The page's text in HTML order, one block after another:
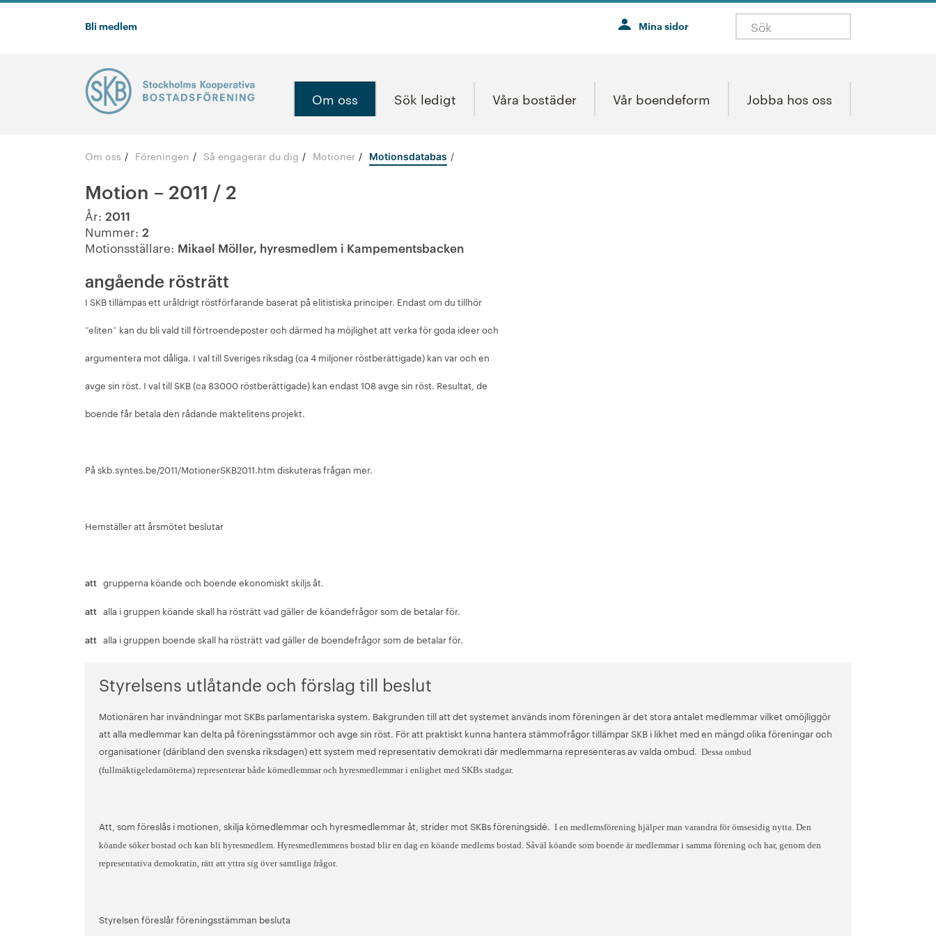
Bli medlem Mina sidor
Om oss Sök ledigt Våra bostäder Vår boendeform Jobba hos oss
Om oss / Föreningen / Så engagerar du dig / Motioner / Motionsdatabas
Motion – 2011 / 2
År: 2011
Nummer: 2
Motionsställare: Mikael Möller, hyresmedlem i Kampementsbacken
angående rösträtt
I SKB tillämpas ett uråldrigt röstförfarande baserat på elitistiska principer. Endast om du tillhör
”eliten” kan du bli vald till förtroendeposter och därmed ha möjlighet att verka för goda ideer och
argumentera mot dåliga. I val till Sveriges riksdag (ca 4 miljoner röstberättigade) kan var och en
avge sin röst. I val till SKB (ca 83000 röstberättigade) kan endast 108 avge sin röst. Resultat, de
boende får betala den rådande maktelitens projekt.
På skb.syntes.be/2011/MotionerSKB2011.htm diskuteras frågan mer.
Hemställer att årsmötet beslutar
att grupperna köande och boende ekonomiskt skiljs åt.
att alla i gruppen köande skall ha rösträtt vad gäller de köandefrågor som de betalar för.
att alla i gruppen boende skall ha rösträtt vad gäller de boendefrågor som de betalar för.
Styrelsens utlåtande och förslag till beslut
Motionären har invändningar mot SKBs parlamentariska system. Bakgrunden till att det systemet används inom föreningen är det stora antalet medlemmar vilket omöjliggör
att alla medlemmar kan delta på föreningsstämmor och avge sin röst. För att praktiskt kunna hantera stämmofrågor tillämpar SKB i likhet med en mängd olika föreningar och
organisationer (däribland den svenska riksdagen) ett system med representativ demokrati där medlemmarna representeras av valda ombud. Dessa ombud
(fullmäktigeledamöterna) representerar både kömedlemmar och hyresmedlemmar i enlighet med SKBs stadgar.
Att, som föreslås i motionen, skilja kömedlemmar och hyresmedlemmar åt, strider mot SKBs föreningsidé. I en medlemsförening hjälper man varandra för ömsesidig nytta. Den
köande söker bostad och kan bli hyresmedlem. Hyresmedlemmens bostad blir en dag en köande medlems bostad. Såväl köande som boende är medlemmar i samma förening och har, genom den
representativa demokratin, rätt att yttra sig över samtliga frågor.
Styrelsen föreslår föreningsstämman besluta